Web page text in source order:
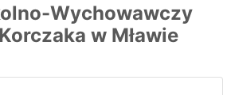
Wychowawczy
w Mławie